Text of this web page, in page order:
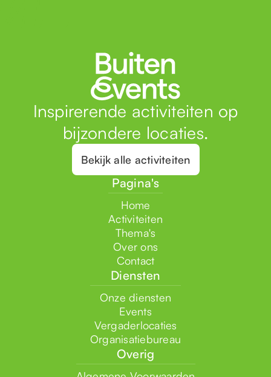
Inspirerende activiteiten op
bijzondere locaties.
Bekijk alle activiteiten
Pagina's
Home
Activiteiten
Thema's
Over ons
Contact
Diensten
Onze diensten
Events
Vergaderlocaties
Organisatiebureau
Overig